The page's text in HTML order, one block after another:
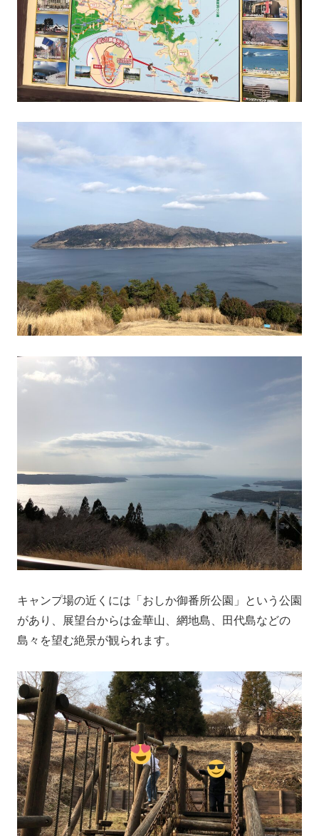
キャンプ場の近くには「おしか御番所公園」という公園
があり、展望台からは金華山、網地島、田代島などの
島々を望む絶景が観られます。